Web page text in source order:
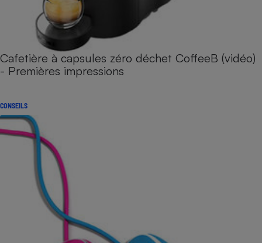
Cafetière à capsules zéro déchet CoffeeB (vidéo)
- Premières impressions
CONSEILS